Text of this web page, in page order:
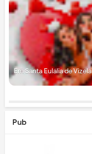
Em Santa Eulália de Vizela
Pub